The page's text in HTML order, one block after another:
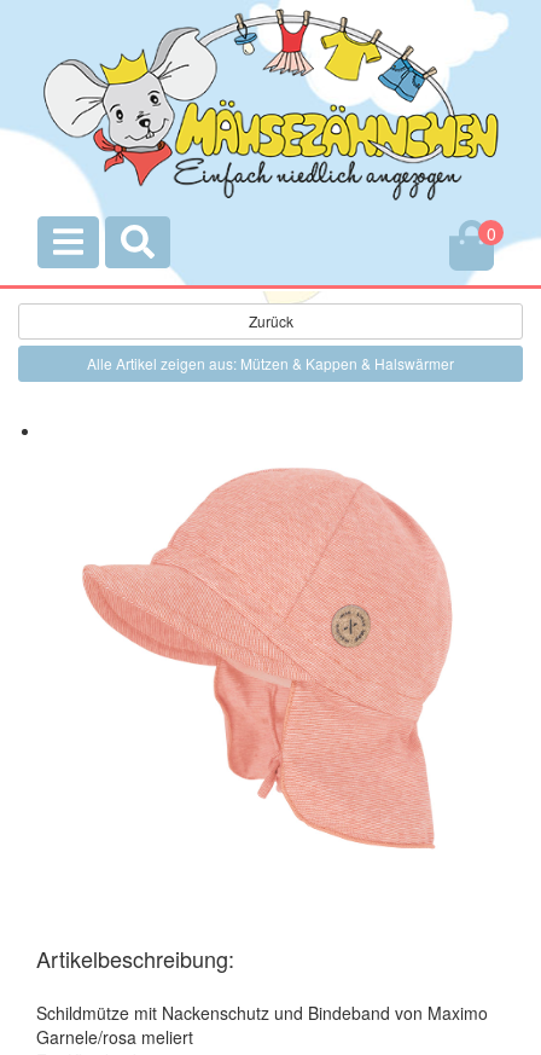
0
Zurück
Alle Artikel zeigen aus: Mützen & Kappen & Halswärmer
Artikelbeschreibung:
Schildmütze mit Nackenschutz und Bindeband von Maximo
Garnele/rosa meliert